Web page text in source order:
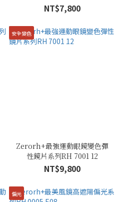
NT$7,800
安全變色
Zerorh+最強運動眼鏡變色彈
性鏡片系列RH 7001 12
NT$9,800
偏光